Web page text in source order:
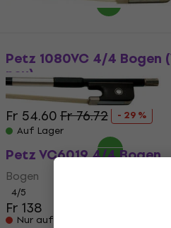
Petz 1080VC 4/4 Bogen
neu)
Bogen
Fr 54.60Fr 76.72
- 29 %
Auf Lager
Petz VC6019 4/4 Bogen
Bogen
4/5
Fr 138
Nur auf Bestellung